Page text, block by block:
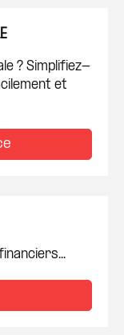
? Simplifiez-
et